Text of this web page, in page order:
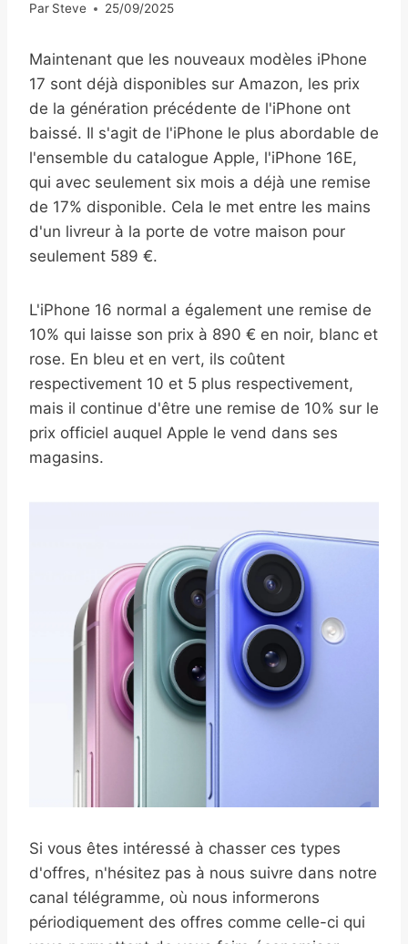
Par Steve 25/09/2025
Maintenant que les nouveaux modèles iPhone
17 sont déjà disponibles sur Amazon, les prix
de la génération précédente de l'iPhone ont
baissé. Il s'agit de l'iPhone le plus abordable de
l'ensemble du catalogue Apple, l'iPhone 16E,
qui avec seulement six mois a déjà une remise
de 17% disponible. Cela le met entre les mains
d'un livreur à la porte de votre maison pour
seulement 589 €.
L'iPhone 16 normal a également une remise de
10% qui laisse son prix à 890 € en noir, blanc et
rose. En bleu et en vert, ils coûtent
respectivement 10 et 5 plus respectivement,
mais il continue d'être une remise de 10% sur le
prix officiel auquel Apple le vend dans ses
magasins.
Si vous êtes intéressé à chasser ces types
d'offres, n'hésitez pas à nous suivre dans notre
canal télégramme, où nous informerons
périodiquement des offres comme celle-ci qui